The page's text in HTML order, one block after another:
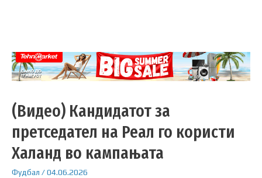
(Видео) Кандидатот за
претседател на Реал го користи
Халанд во кампањата
Фудбал /04.06.2026